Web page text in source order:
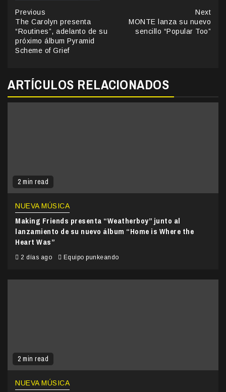
Continue
Reading
Previous
The Carolyn presenta
“Routines”, adelanto de su
próximo álbum Pyramid
Scheme of Grief
Next
MONTE lanza su nuevo
sencillo “Popular Too”
ARTÍCULOS RELACIONADOS
2 min read
NUEVA MÚSICA
Making Friends presenta “Weatherboy” junto al
lanzamiento de su nuevo álbum “Home is Where the
Heart Was”
2 días ago Equipo punkeando
2 min read
NUEVA MÚSICA